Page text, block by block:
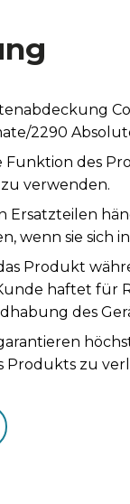
2290
Funktion des
verwenden.
Ersatzteilen
wenn sie sich
Produkt
haftet für
des
Produkts zu